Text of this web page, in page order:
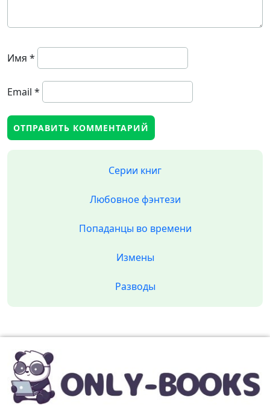
Имя *
Email *
Серии книг
Любовное фэнтези
Попаданцы во времени
Измены
Разводы